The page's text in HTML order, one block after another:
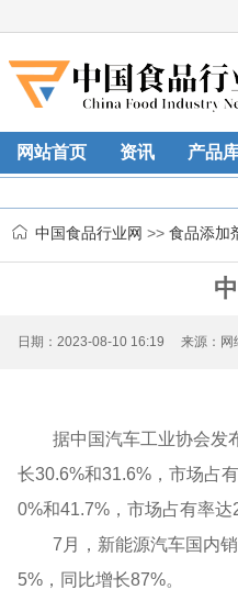
网站首页 资讯 产品
中国食品行业网 >> 食品添加
日期：2023-08-10 16:19 来源：
据中国汽车工业协会发
长30.6%和31.6%，市场占
0%和41.7%，市场占有率达
7月，新能源汽车国内
5%，同比增长87%。